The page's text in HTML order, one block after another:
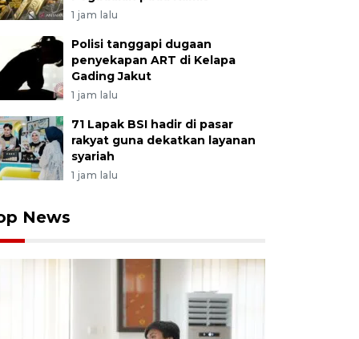
1 jam lalu
Polisi tanggapi dugaan
penyekapan ART di Kelapa
Gading Jakut
1 jam lalu
71 Lapak BSI hadir di pasar
rakyat guna dekatkan layanan
syariah
1 jam lalu
News